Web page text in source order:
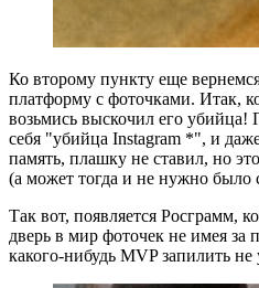
Ко второму пункту еще
платформу с фоточками. Итак,
возьмись выскочил его
себя "убийца Instagram *", и
память, плашку не ставил, но
(а может тогда и не нужно было
Так вот, появляется Росграмм,
дверь в мир фоточек не имея за
какого-нибудь MVP запилить